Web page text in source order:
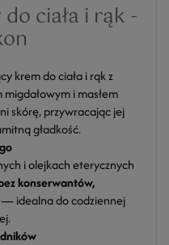
ciała i rąk -
krem do ciała i rąk z
i masłem
skórę, przywracając jej
gładkość.
i olejkach eterycznych
konserwantów,
— idealna do codziennej